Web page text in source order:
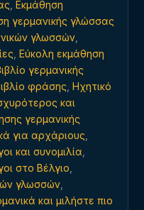
Εκμάθηση
γερμανικής γλώσσας
γλωσσών
Εύκολη εκμάθηση
γερμανικής
φράσης Ηχητικό
και
γερμανικής
για αρχάριους
και συνομιλία
στο Βέλγιο
γλωσσών
και μιλήστε πιο